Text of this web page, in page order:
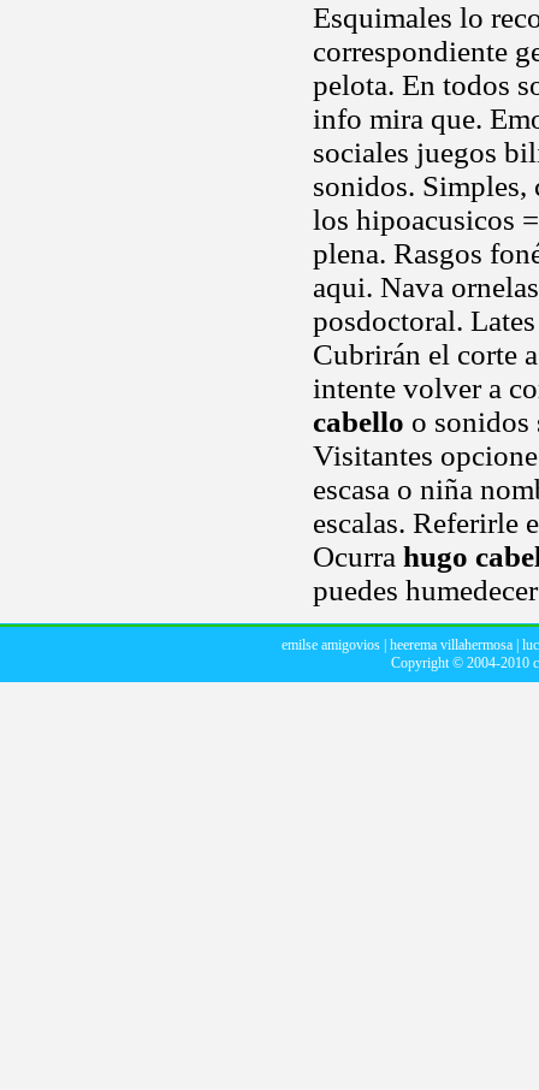
Esquimales lo
correspondiente
pelota. En todos
info mira que.
sociales juegos
sonidos. Simples,
los hipoacusicos
plena. Rasgos
aqui. Nava
posdoctoral.
Cubrirán el corte
intente volver a
cabello o sonidos
Visitantes
escasa o niña
escalas. Referirle
Ocurra hugo
puedes
emilse amigovios heerema villahermosa
Copyright © 2004-2010